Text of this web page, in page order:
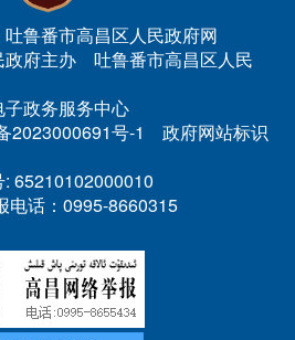
鲁番市高昌区人民政府网
政府主办 吐鲁番市高昌区人民
政务服务中心
2023000691号-1 政府网站标识
65210102000010
电话：0995-8660315